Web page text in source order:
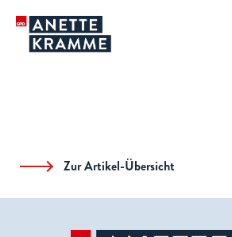
Zur Artikel-Übersicht